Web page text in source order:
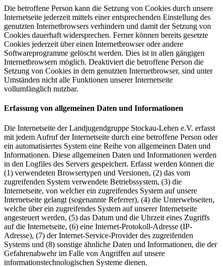
Die betroffene Person kann die Setzung von Cookies durch unsere
Internetseite jederzeit mittels einer entsprechenden Einstellung des
genutzten Internetbrowsers verhindern und damit der Setzung von
Cookies dauerhaft widersprechen. Ferner können bereits gesetzte
Cookies jederzeit über einen Internetbrowser oder andere
Softwareprogramme gelöscht werden. Dies ist in allen gängigen
Internetbrowsern möglich. Deaktiviert die betroffene Person die
Setzung von Cookies in dem genutzten Internetbrowser, sind unter
Umständen nicht alle Funktionen unserer Internetseite
vollumfänglich nutzbar.
Erfassung von allgemeinen Daten und Informationen
Die Internetseite der Landjugendgruppe Stockau-Lehen e.V. erfasst
mit jedem Aufruf der Internetseite durch eine betroffene Person oder
ein automatisiertes System eine Reihe von allgemeinen Daten und
Informationen. Diese allgemeinen Daten und Informationen werden
in den Logfiles des Servers gespeichert. Erfasst werden können die
(1) verwendeten Browsertypen und Versionen, (2) das vom
zugreifenden System verwendete Betriebssystem, (3) die
Internetseite, von welcher ein zugreifendes System auf unsere
Internetseite gelangt (sogenannte Referrer), (4) die Unterwebseiten,
welche über ein zugreifendes System auf unserer Internetseite
angesteuert werden, (5) das Datum und die Uhrzeit eines Zugriffs
auf die Internetseite, (6) eine Internet-Protokoll-Adresse (IP-
Adresse), (7) der Internet-Service-Provider des zugreifenden
Systems und (8) sonstige ähnliche Daten und Informationen, die der
Gefahrenabwehr im Falle von Angriffen auf unsere
informationstechnologischen Systeme dienen.